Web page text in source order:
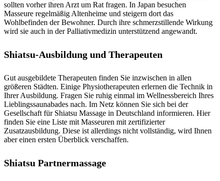
sollten vorher ihren Arzt um Rat fragen. In Japan besuchen
Masseure regelmäßig Altenheime und steigern dort das
Wohlbefinden der Bewohner. Durch ihre schmerzstillende Wirkung
wird sie auch in der Palliativmedizin unterstützend angewandt.
Shiatsu-Ausbildung und Therapeuten
Gut ausgebildete Therapeuten finden Sie inzwischen in allen
größeren Städten. Einige Physiotherapeuten erlernen die Technik in
Ihrer Ausbildung. Fragen Sie ruhig einmal im Wellnessbereich Ihres
Lieblingssaunabades nach. Im Netz können Sie sich bei der
Gesellschaft für Shiatsu Massage in Deutschland informieren. Hier
finden Sie eine Liste mit Masseuren mit zertifizierter
Zusatzausbildung. Diese ist allerdings nicht vollständig, wird Ihnen
aber einen ersten Überblick verschaffen.
Shiatsu Partnermassage